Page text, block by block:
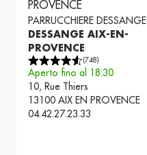
PARRUCCHIERE DESSANGE
DESSANGE AIX-EN-
PROVENCE
(748)
Aperto fino al 18:30
10, Rue Thiers
13100 AIX EN PROVENCE
04.42.27.23.33